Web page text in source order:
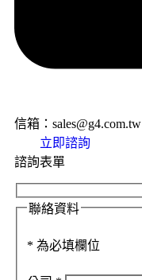
信箱：sales@g4.com.tw
立即諮詢
諮詢表單
聯絡資料
* 為必填欄位